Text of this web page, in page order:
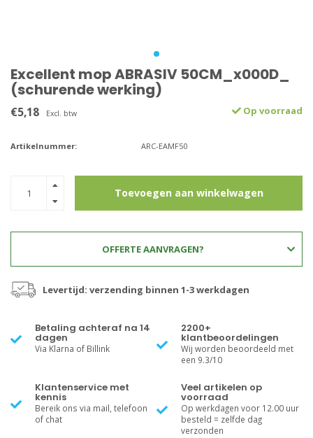
Excellent mop ABRASIV 50CM_x000D_
(schurende werking)
€5,18 Excl. btw Op voorraad
Artikelnummer: ARC-EAMF50
Toevoegen aan winkelwagen
OFFERTE AANVRAGEN?
Levertijd: verzending binnen 1-3 werkdagen
Betaling achteraf na 14
dagen
Via Klarna of Billink
2200+
klantbeoordelingen
Wij worden beoordeeld met
een 9.3/10
Klantenservice met
kennis
Bereik ons via mail, telefoon
of chat
Veel artikelen op
voorraad
Op werkdagen voor 12.00 uur
besteld = zelfde dag
verzonden